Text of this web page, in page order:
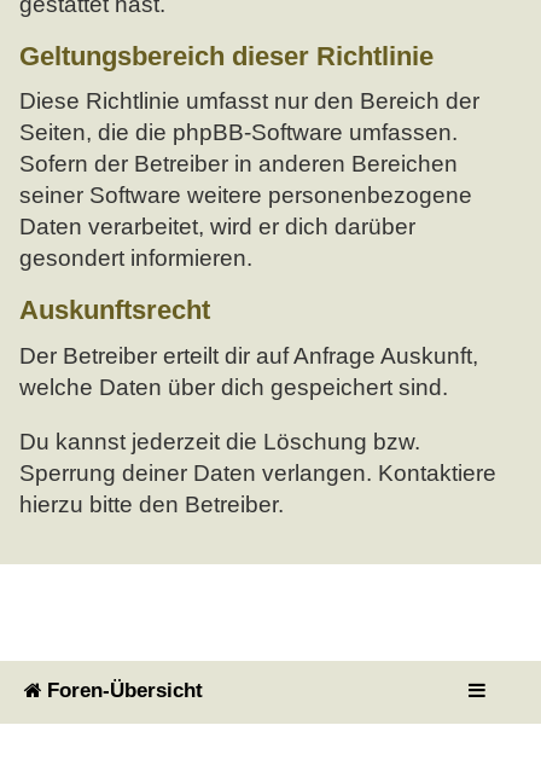
Geltungsbereich dieser Richtlinie
Diese Richtlinie umfasst nur den Bereich der
Seiten, die die phpBB-Software umfassen.
Sofern der Betreiber in anderen Bereichen
seiner Software weitere personenbezogene
Daten verarbeitet, wird er dich darüber
gesondert informieren.
Auskunftsrecht
Der Betreiber erteilt dir auf Anfrage Auskunft,
welche Daten über dich gespeichert sind.
Du kannst jederzeit die Löschung bzw.
Sperrung deiner Daten verlangen. Kontaktiere
hierzu bitte den Betreiber.
Foren-Übersicht